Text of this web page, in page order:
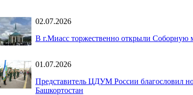
02.07.2026
В г.Миасс торжественно открыли Соборную
01.07.2026
Представитель ЦДУМ России благословил
Башкортостан